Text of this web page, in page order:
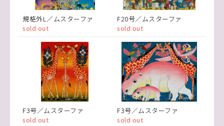
規格外L／ムスターファ
sold out
F20号／ムスターファ
sold out
F3号／ムスターファ
sold out
F3号／ムスターファ
sold out